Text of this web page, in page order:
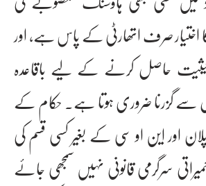
اختیار صرف اتھارٹی کے پاس ہے، اور
حیثیت حاصل کرنے کے لیے باقاعدہ
گزرنا ضروری ہوتا ہے۔ حکام کے
اور این او سی کے بغیر کسی قسم کی
سرگرمی قانونی نہیں سمجھی جائے